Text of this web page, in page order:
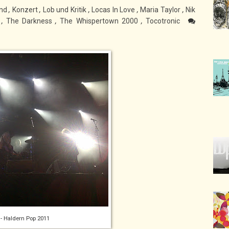
, Konzert, Lob und Kritik , Locas In Love , Maria Taylor , Nik
, The Darkness,The Whispertown 2000 , Tocotronic
Haldern Pop 2011